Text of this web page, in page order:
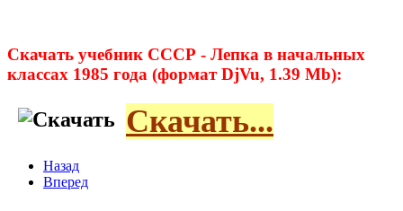
Скачать учебник СССР - Лепка в начальных
классах 1985 года (формат DjVu, 1.39 Mb):
Скачать...
Назад
Вперед